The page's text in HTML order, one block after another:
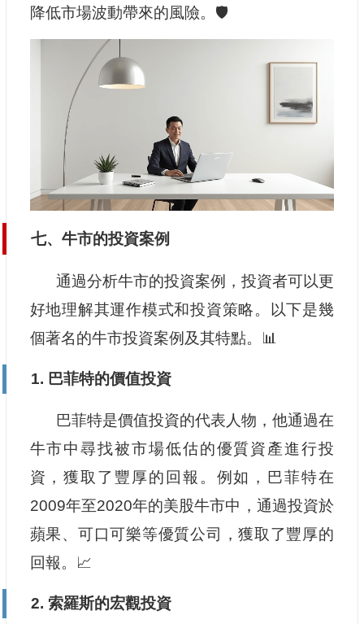
降低市場波動帶來的風險。🛡️
七、牛市的投資案例
通過分析牛市的投資案例，投資者可以更
好地理解其運作模式和投資策略。以下是幾
個著名的牛市投資案例及其特點。📊
1. 巴菲特的價值投資
巴菲特是價值投資的代表人物，他通過在
牛市中尋找被市場低估的優質資產進行投
資，獲取了豐厚的回報。例如，巴菲特在
2009年至2020年的美股牛市中，通過投資於
蘋果、可口可樂等優質公司，獲取了豐厚的
回報。📈
2. 索羅斯的宏觀投資